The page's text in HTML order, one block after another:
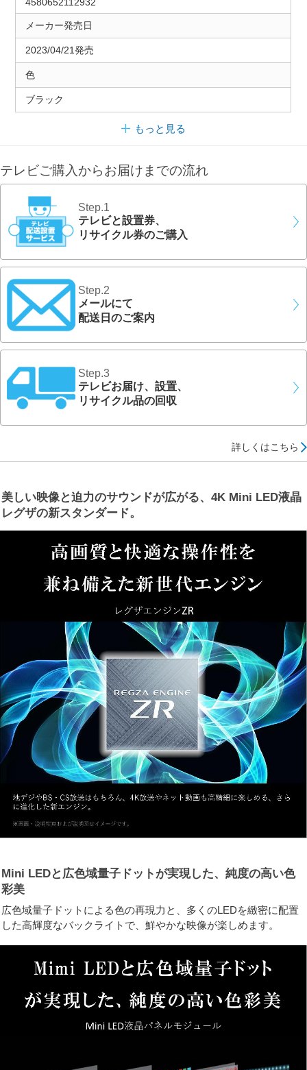
メーカー発売日
2023/04/21発売
色
ブラック
もっと見る
テレビご購入からお届けまでの流れ
Step.1
テレビと設置券、
リサイクル券のご購入
Step.2
メールにて
配送日のご案内
Step.3
テレビお届け、設置、
リサイクル品の回収
詳しくはこちら
美しい映像と迫力のサウンドが広がる、4K Mini LED液晶
レグザの新スタンダード。
Mini LEDと広色域量子ドットが実現した、純度の高い色
彩美
広色域量子ドットによる色の再現力と、多くのLEDを緻密に配置
した高輝度なバックライトで、鮮やかな映像が楽しめます。